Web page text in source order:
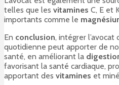
telles que les vitamines C, E et
importants comme le
En conclusion, intégrer
quotidienne peut apporter de
santé, en améliorant la
favorisant la santé cardiaque,
apportant des vitamines et